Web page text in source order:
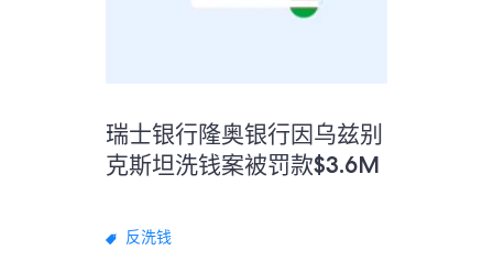
瑞士银行隆奥银行因乌兹别
克斯坦洗钱案被罚款$3.6M
反洗钱